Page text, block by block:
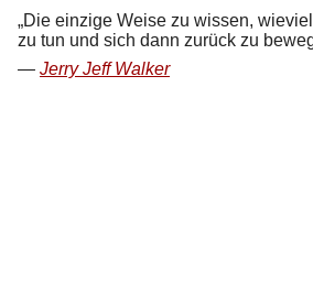
Die einzige Weise zu wissen,
zu tun und sich dann zurück zu
Jerry Jeff Walker